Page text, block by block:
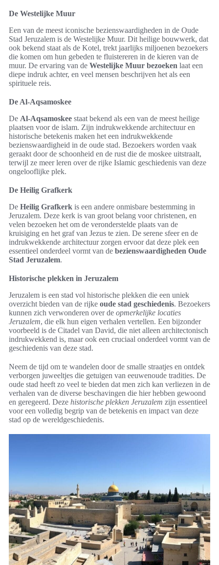
De Westelijke Muur
Een van de meest iconische bezienswaardigheden in de Oude
Stad Jeruzalem is de Westelijke Muur. Dit heilige bouwwerk, dat
ook bekend staat als de Kotel, trekt jaarlijks miljoenen bezoekers
die komen om hun gebeden te fluistereren in de kieren van de
muur. De ervaring van de Westelijke Muur bezoeken laat een
diepe indruk achter, en veel mensen beschrijven het als een
spirituele reis.
De Al-Aqsamoskee
De Al-Aqsamoskee staat bekend als een van de meest heilige
plaatsen voor de islam. Zijn indrukwekkende architectuur en
historische betekenis maken het een indrukwekkende
bezienswaardigheid in de oude stad. Bezoekers worden vaak
geraakt door de schoonheid en de rust die de moskee uitstraalt,
terwijl ze meer leren over de rijke Islamic geschiedenis van deze
ongelooflijke plek.
De Heilig Grafkerk
De Heilig Grafkerk is een andere onmisbare bestemming in
Jeruzalem. Deze kerk is van groot belang voor christenen, en
velen bezoeken het om de veronderstelde plaats van de
kruisiging en het graf van Jezus te zien. De serene sfeer en de
indrukwekkende architectuur zorgen ervoor dat deze plek een
essentieel onderdeel vormt van de bezienswaardigheden Oude
Stad Jeruzalem.
Historische plekken in Jeruzalem
Jeruzalem is een stad vol historische plekken die een uniek
overzicht bieden van de rijke oude stad geschiedenis. Bezoekers
kunnen zich verwonderen over de opmerkelijke locaties
Jeruzalem, die elk hun eigen verhalen vertellen. Een bijzonder
voorbeeld is de Citadel van David, die niet alleen architectonisch
indrukwekkend is, maar ook een cruciaal onderdeel vormt van de
geschiedenis van deze stad.
Neem de tijd om te wandelen door de smalle straatjes en ontdek
verborgen juweeltjes die getuigen van eeuwenoude tradities. De
oude stad heeft zo veel te bieden dat men zich kan verliezen in de
verhalen van de diverse beschavingen die hier hebben gewoond
en geregeerd. Deze historische plekken Jeruzalem zijn essentieel
voor een volledig begrip van de betekenis en impact van deze
stad op de wereldgeschiedenis.